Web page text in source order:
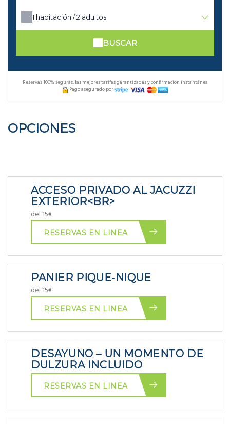
1 habitación /2 adultos
BUSCAR
Reservas 100% seguras, las mejores tarifas garantizadas y confirmación instantánea
Pago asegurado por
OPCIONES
ACCESO PRIVADO AL JACUZZI
EXTERIOR<BR>
del 15€
RESERVAS EN LINEA
PANIER PIQUE-NIQUE
del 15€
RESERVAS EN LINEA
DESAYUNO – UN MOMENTO DE
DULZURA INCLUIDO
RESERVAS EN LINEA